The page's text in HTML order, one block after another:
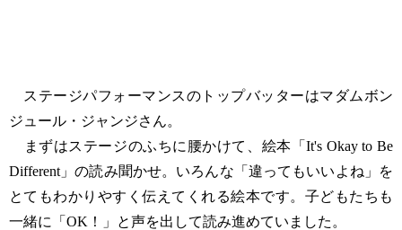
ステージパフォーマンスのトップバッターはマダムボン
ジュール・ジャンジさん。
まずはステージのふちに腰かけて、絵本「It's Okay to Be
Different」の読み聞かせ。いろんな「違ってもいいよね」を
とてもわかりやすく伝えてくれる絵本です。子どもたちも
一緒に「OK！」と声を出して読み進めていました。